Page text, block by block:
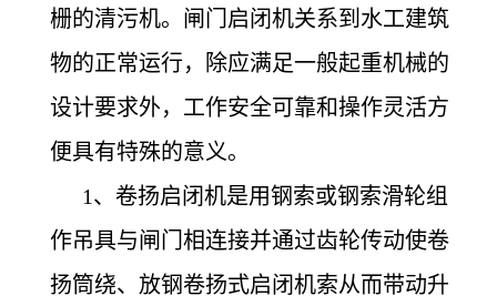
栅的清污机。闸门启闭机关系到水工建筑
物的正常运行，除应满足一般起重机械的
设计要求外，工作安全可靠和操作灵活方
便具有特殊的意义。
1、卷扬启闭机是用钢索或钢索滑轮组
作吊具与闸门相连接并通过齿轮传动使卷
扬筒绕、放钢卷扬式启闭机索从而带动升